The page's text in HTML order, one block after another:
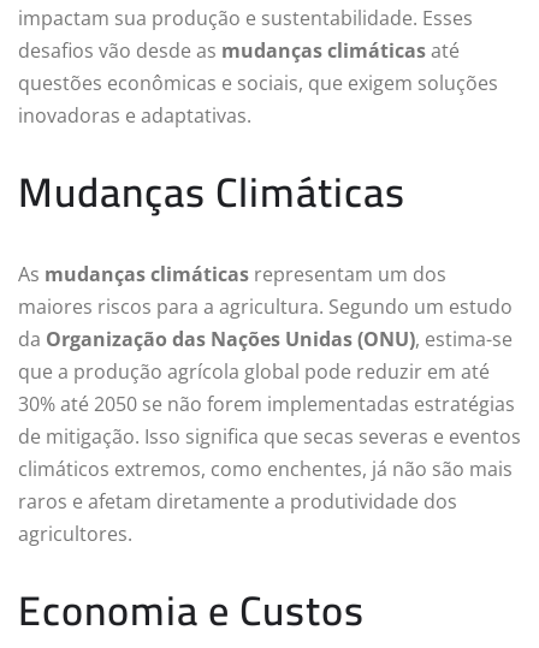
impactam sua produção e sustentabilidade. Esses
desafios vão desde as mudanças climáticasaté
questões econômicas e sociais, que exigem soluções
inovadoras e adaptativas.
Mudanças Climáticas
As mudanças climáticas representam um dos
maiores riscos para a agricultura. Segundo um estudo
da Organização das Nações Unidas (ONU), estima-se
que a produção agrícola global pode reduzir em até
30% até 2050 se não forem implementadas estratégias
de mitigação. Isso significa que secas severas e eventos
climáticos extremos, como enchentes, já não são mais
raros e afetam diretamente a produtividade dos
agricultores.
Economia e Custos